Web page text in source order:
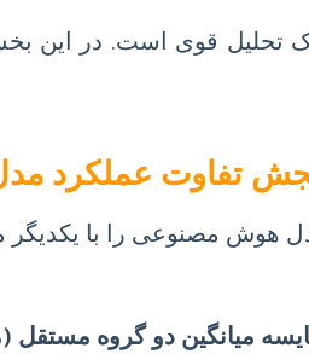
تحلیل قوی است. در این
هوش مصنوعی را با یکدیگر
میانگین دو گروه مستقل